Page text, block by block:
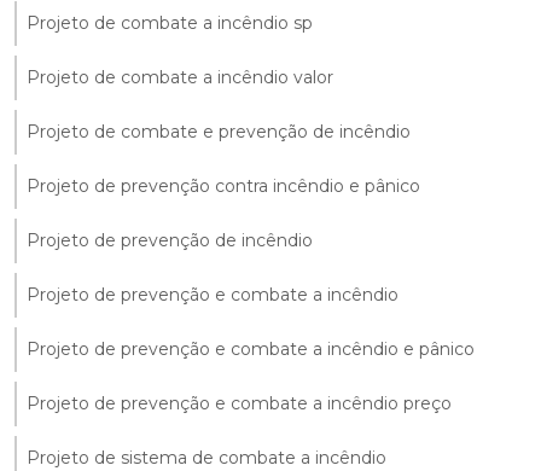
Projeto de combate a incêndio sp
Projeto de combate a incêndio valor
Projeto de combate e prevenção de incêndio
Projeto de prevenção contra incêndio e pânico
Projeto de prevenção de incêndio
Projeto de prevenção e combate a incêndio
Projeto de prevenção e combate a incêndio e pânico
Projeto de prevenção e combate a incêndio preço
Projeto de sistema de combate a incêndio